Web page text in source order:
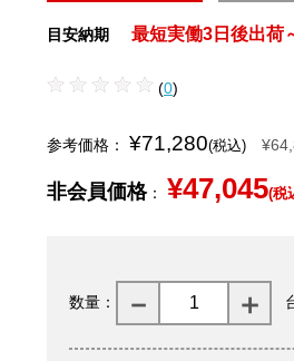
目安納期 最短実働3日後出荷
(0)
参考価格： ¥71,280(税込)
非会員価格： ¥47,045(税
数量：